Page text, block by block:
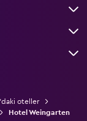
oteller
Hotel Weingarten